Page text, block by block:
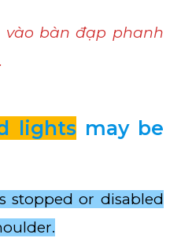
bàn đạp phanh
lightsmay be
stopped or disabled